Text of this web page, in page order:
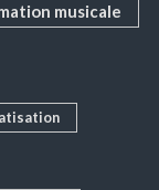
musicale